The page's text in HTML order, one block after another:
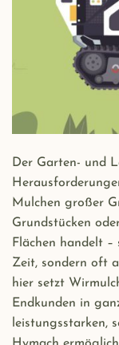
Der Garten- und
Mulchen großer
Grundstücken
Flächen handelt
Zeit, sondern oft
hier setzt
Endkunden in
leistungsstarken,